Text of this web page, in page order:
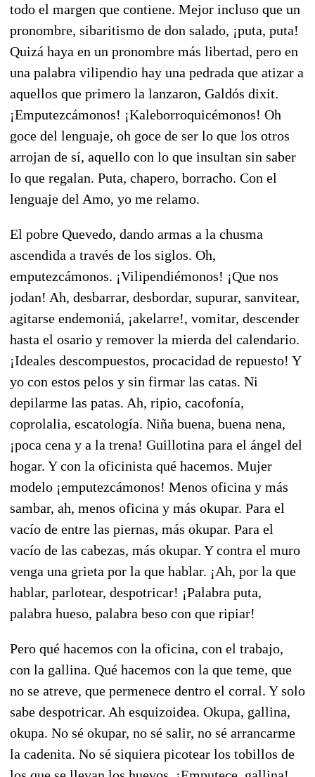
todo el margen que contiene. Mejor incluso que un
pronombre, sibaritismo de don salado, ¡puta, puta!
Quizá haya en un pronombre más libertad, pero en
una palabra vilipendio hay una pedrada que atizar a
aquellos que primero la lanzaron, Galdós dixit.
¡Emputezcámonos! ¡Kaleborroquicémonos! Oh
goce del lenguaje, oh goce de ser lo que los otros
arrojan de sí, aquello con lo que insultan sin saber
lo que regalan. Puta, chapero, borracho. Con el
lenguaje del Amo, yo me relamo.
El pobre Quevedo, dando armas a la chusma
ascendida a través de los siglos. Oh,
emputezcámonos. ¡Vilipendiémonos! ¡Que nos
jodan! Ah, desbarrar, desbordar, supurar, sanvitear,
agitarse endemoniá, ¡akelarre!, vomitar, descender
hasta el osario y remover la mierda del calendario.
¡Ideales descompuestos, procacidad de repuesto! Y
yo con estos pelos y sin firmar las catas. Ni
depilarme las patas. Ah, ripio, cacofonía,
coprolalia, escatología. Niña buena, buena nena,
¡poca cena y a la trena! Guillotina para el ángel del
hogar. Y con la oficinista qué hacemos. Mujer
modelo ¡emputezcámonos! Menos oficina y más
sambar, ah, menos oficina y más okupar. Para el
vacío de entre las piernas, más okupar. Para el
vacío de las cabezas, más okupar. Y contra el muro
venga una grieta por la que hablar. ¡Ah, por la que
hablar, parlotear, despotricar! ¡Palabra puta,
palabra hueso, palabra beso con que ripiar!
Pero qué hacemos con la oficina, con el trabajo,
con la gallina. Qué hacemos con la que teme, que
no se atreve, que permenece dentro el corral. Y solo
sabe despotricar. Ah esquizoidea. Okupa, gallina,
okupa. No sé okupar, no sé salir, no sé arrancarme
la cadenita. No sé siquiera picotear los tobillos de